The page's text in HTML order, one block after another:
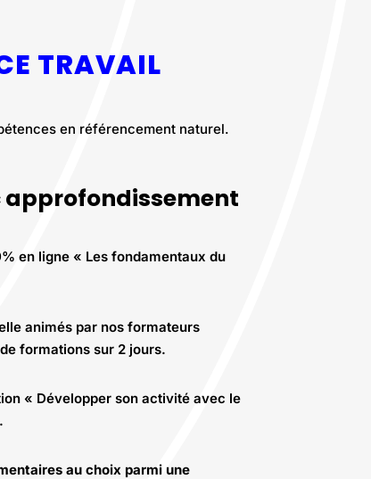
TRAVAIL
en référencement naturel.
approfondissement
en ligne « Les fondamentaux du
animés par nos formateurs
formations sur 2 jours.
« Développer son activité avec le
au choix parmi une